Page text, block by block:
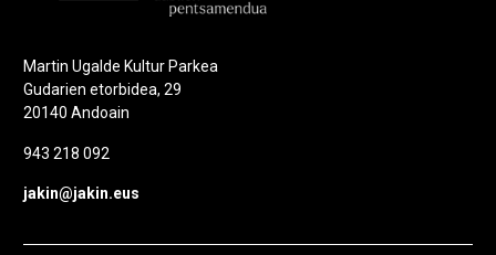
Martin Ugalde Kultur Parkea
Gudarien etorbidea, 29
20140 Andoain
943 218 092
jakin@jakin.eus